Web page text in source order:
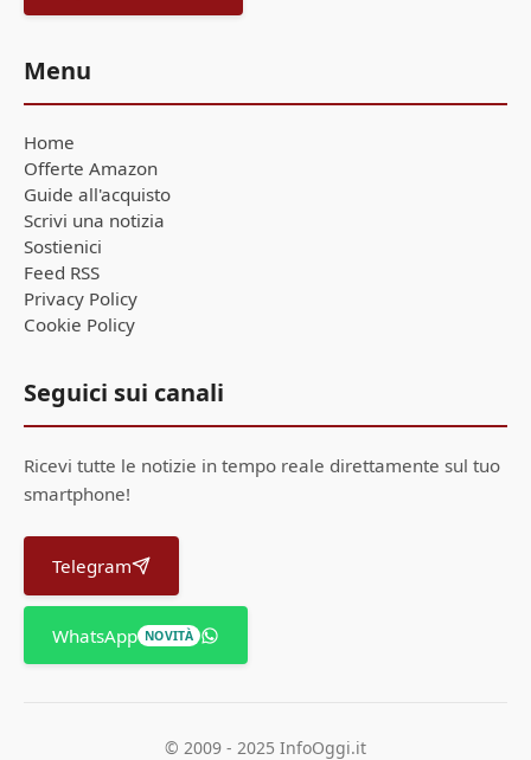
Menu
Home
Offerte Amazon
Guide all'acquisto
Scrivi una notizia
Sostienici
Feed RSS
Privacy Policy
Cookie Policy
Seguici sui canali
Ricevi tutte le notizie in tempo reale direttamente sul tuo
smartphone!
Telegram
WhatsApp NOVITÀ
© 2009 - 2025 InfoOggi.it